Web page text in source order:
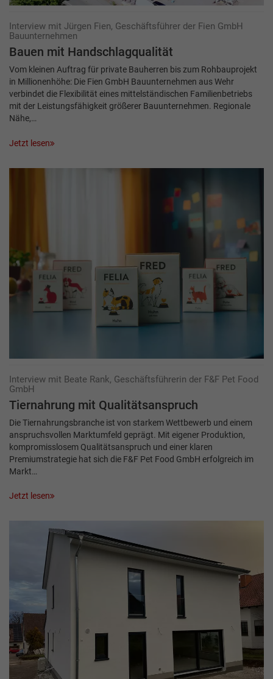
Interview mit Jürgen Fien, Geschäftsführer der Fien GmbH
Bauunternehmen
Bauen mit Handschlagqualität
Vom kleinen Auftrag für private Bauherren bis zum Rohbauprojekt
in Millionenhöhe: Die Fien GmbH Bauunternehmen aus Wehr
verbindet die Flexibilität eines mittelständischen Familienbetriebs
mit der Leistungsfähigkeit größerer Bauunternehmen. Regionale
Nähe,…
Jetzt lesen
Interview mit Beate Rank, Geschäftsführerin der F&F Pet Food
GmbH
Tiernahrung mit Qualitätsanspruch
Die Tiernahrungsbranche ist von starkem Wettbewerb und einem
anspruchsvollen Markt­umfeld geprägt. Mit eigener Produktion,
kompromisslosem Qualitätsanspruch und einer klaren
Premiumstrategie hat sich die F&F Pet Food GmbH erfolgreich im
Markt…
Jetzt lesen